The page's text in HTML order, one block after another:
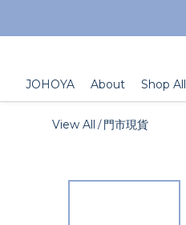
JOHOYA About Shop All
View All /門市現貨